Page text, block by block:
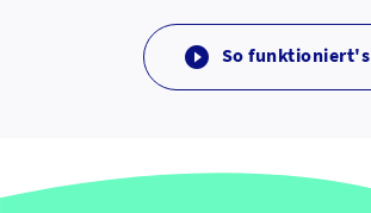
 So funktioniert's